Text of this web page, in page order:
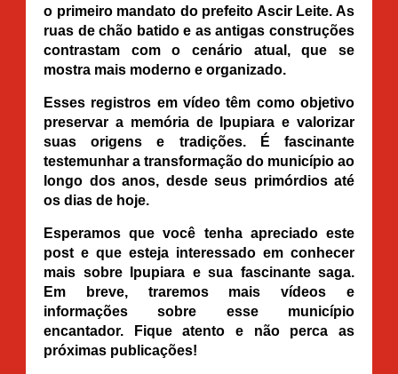
o primeiro mandato do prefeito Ascir Leite. As
ruas de chão batido e as antigas construções
contrastam com o cenário atual, que se
mostra mais moderno e organizado.
Esses registros em vídeo têm como objetivo
preservar a memória de Ipupiara e valorizar
suas origens e tradições. É fascinante
testemunhar a transformação do município ao
longo dos anos, desde seus primórdios até
os dias de hoje.
Esperamos que você tenha apreciado este
post e que esteja interessado em conhecer
mais sobre Ipupiara e sua fascinante saga.
Em breve, traremos mais vídeos e
informações sobre esse município
encantador. Fique atento e não perca as
próximas publicações!